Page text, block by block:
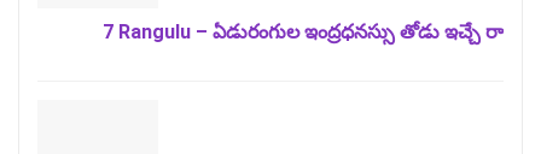
7 Rangulu – ఏడురంగుల ఇంద్రధనస్సు తోడు ఇచ్చే రా